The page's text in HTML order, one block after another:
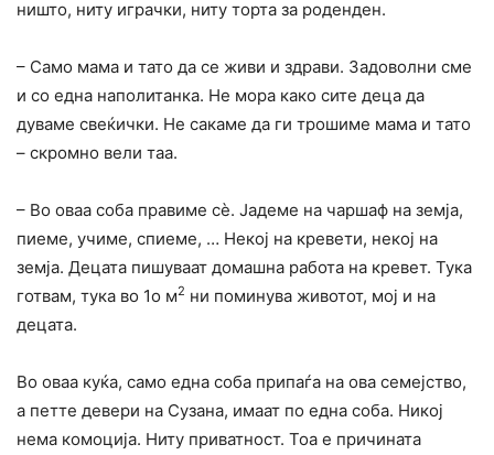
ништо, ниту играчки, ниту торта за роденден.
– Само мама и тато да се живи и здрави. Задоволни сме
и со една наполитанка. Не мора како сите деца да
дуваме свеќички. Не сакаме да ги трошиме мама и тато
– скромно вели таа.
– Во оваа соба правиме сè. Јадеме на чаршаф на земја,
пиеме, учиме, спиеме, … Некој на кревети, некој на
земја. Децата пишуваат домашна работа на кревет. Тука
готвам, тука во 1о м2 ни поминува животот, мој и на
децата.
Во оваа куќа, само една соба припаѓа на ова семејство,
а петте девери на Сузана, имаат по една соба. Никој
нема комоција. Ниту приватност. Тоа е причината